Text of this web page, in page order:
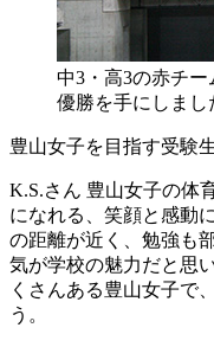
中3・高3の赤チ
優勝を手にしまし
豊山女子を目指す受験
K.S.さん 豊山女子の体
になれる、笑顔と感動
の距離が近く、勉強も
気が学校の魅力だと思
くさんある豊山女子で
う。